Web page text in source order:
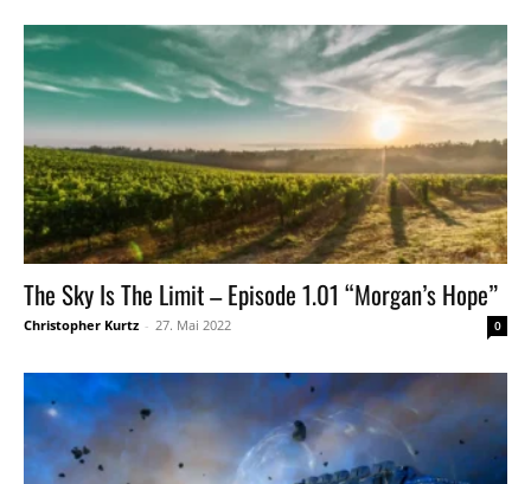
The Sky Is The Limit – Episode 1.01 “Morgan’s Hope”
Christopher Kurtz - 27. Mai 2022 0